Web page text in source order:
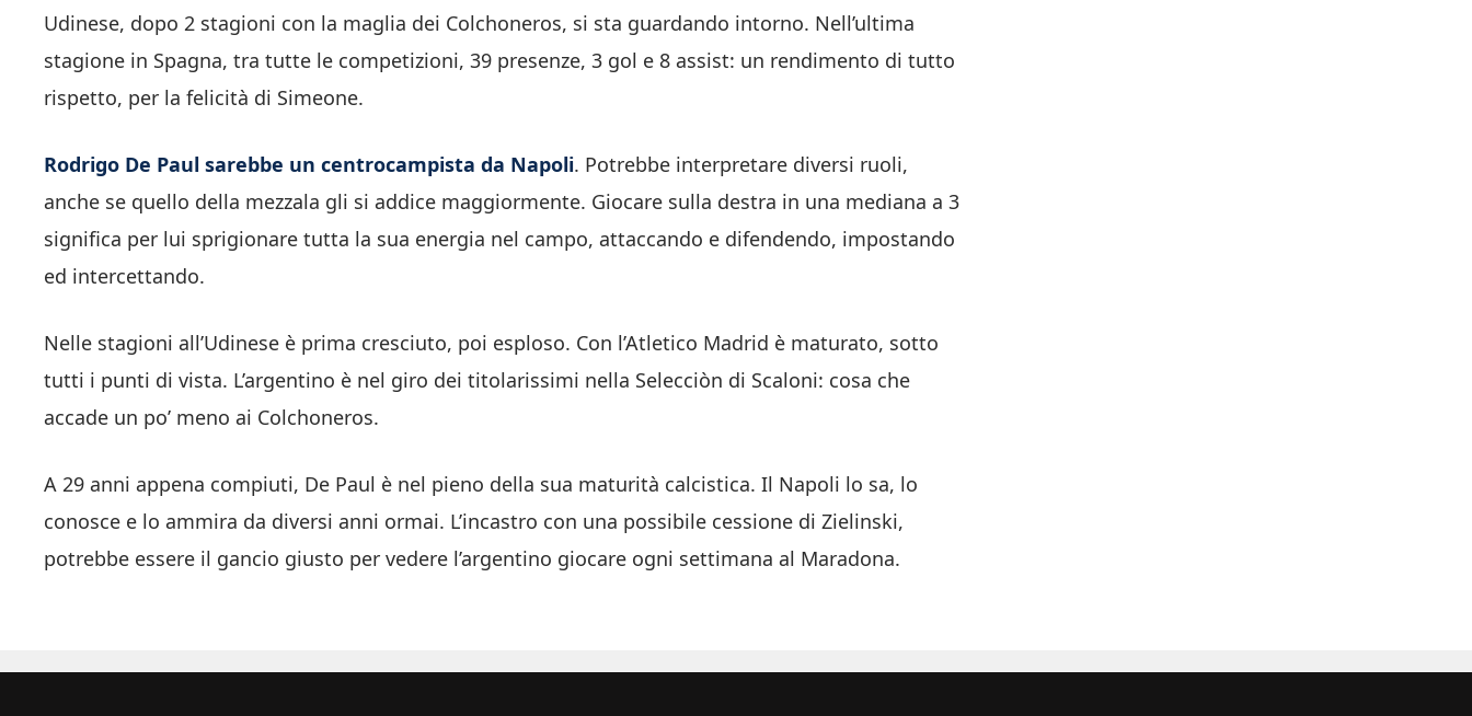
Udinese, dopo 2 stagioni con la maglia dei Colchoneros, si sta guardando intorno. Nell’ultima
stagione in Spagna, tra tutte le competizioni, 39 presenze, 3 gol e 8 assist: un rendimento di tutto
rispetto, per la felicità di Simeone.
Rodrigo De Paul sarebbe un centrocampista da Napoli. Potrebbe interpretare diversi ruoli,
anche se quello della mezzala gli si addice maggiormente. Giocare sulla destra in una mediana a 3
significa per lui sprigionare tutta la sua energia nel campo, attaccando e difendendo, impostando
ed intercettando.
Nelle stagioni all’Udinese è prima cresciuto, poi esploso. Con l’Atletico Madrid è maturato, sotto
tutti i punti di vista. L’argentino è nel giro dei titolarissimi nella Selecciòn di Scaloni: cosa che
accade un po’ meno ai Colchoneros.
A 29 anni appena compiuti, De Paul è nel pieno della sua maturità calcistica. Il Napoli lo sa, lo
conosce e lo ammira da diversi anni ormai. L’incastro con una possibile cessione di Zielinski,
potrebbe essere il gancio giusto per vedere l’argentino giocare ogni settimana al Maradona.